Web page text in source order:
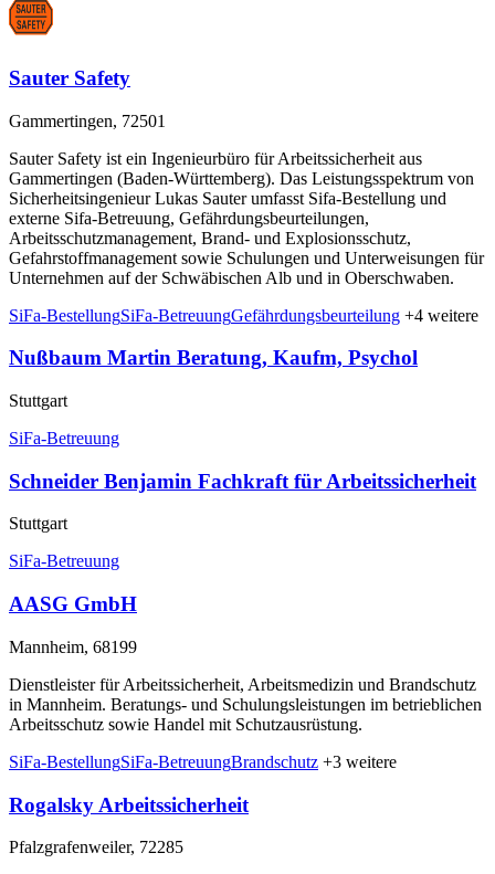
Sauter Safety
Gammertingen, 72501
Sauter Safety ist ein Ingenieurbüro für Arbeitssicherheit aus
Gammertingen (Baden-Württemberg). Das Leistungsspektrum von
Sicherheitsingenieur Lukas Sauter umfasst Sifa-Bestellung und
externe Sifa-Betreuung, Gefährdungsbeurteilungen,
Arbeitsschutzmanagement, Brand- und Explosionsschutz,
Gefahrstoffmanagement sowie Schulungen und Unterweisungen für
Unternehmen auf der Schwäbischen Alb und in Oberschwaben.
SiFa-BestellungSiFa-BetreuungGefährdungsbeurteilung +4 weitere
Nußbaum Martin Beratung, Kaufm, Psychol
Stuttgart
SiFa-Betreuung
Schneider Benjamin Fachkraft für Arbeitssicherheit
Stuttgart
SiFa-Betreuung
AASG GmbH
Mannheim, 68199
Dienstleister für Arbeitssicherheit, Arbeitsmedizin und Brandschutz
in Mannheim. Beratungs- und Schulungsleistungen im betrieblichen
Arbeitsschutz sowie Handel mit Schutzausrüstung.
SiFa-BestellungSiFa-BetreuungBrandschutz +3 weitere
Rogalsky Arbeitssicherheit
Pfalzgrafenweiler, 72285